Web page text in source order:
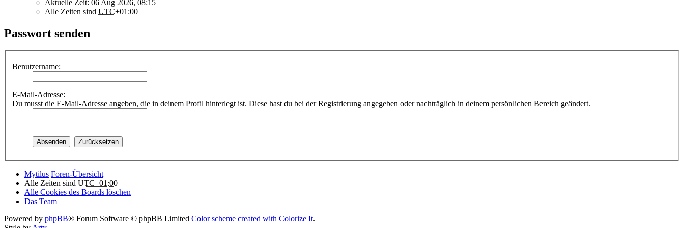
Aktuelle Zeit: 06 Aug 2026, 08:15
Alle Zeiten sind UTC+01:00
Passwort senden
Benutzername:
E-Mail-Adresse:
Du musst die E-Mail-Adresse angeben, die in deinem Profil hinterlegt ist. Diese hast du bei der Registrierung angegeben oder nachträglich in deinem persönlichen Bereich geändert.
Mytilus Foren-Übersicht
Alle Zeiten sind UTC+01:00
Alle Cookies des Boards löschen
Das Team
Powered by phpBB® Forum Software © phpBB Limited Color scheme created with Colorize It.